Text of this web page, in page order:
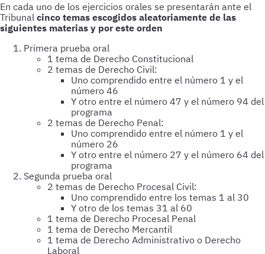
En cada uno de los ejercicios orales se presentarán ante el
Tribunal cinco temas escogidos aleatoriamente de las
siguientes materias y por este orden
Primera prueba oral
1 tema de Derecho Constitucional
2 temas de Derecho Civil:
Uno comprendido entre el número 1 y el
número 46
Y otro entre el número 47 y el número 94 del
programa
2 temas de Derecho Penal:
Uno comprendido entre el número 1 y el
número 26
Y otro entre el número 27 y el número 64 del
programa
Segunda prueba oral
2 temas de Derecho Procesal Civil:
Uno comprendido entre los temas 1 al 30
Y otro de los temas 31 al 60
1 tema de Derecho Procesal Penal
1 tema de Derecho Mercantil
1 tema de Derecho Administrativo o Derecho
Laboral